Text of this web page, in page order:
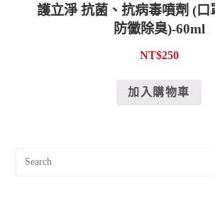
護立淨 抗菌、抗病毒噴劑 (口
防黴除臭)-60ml
NT$250
加入購物車